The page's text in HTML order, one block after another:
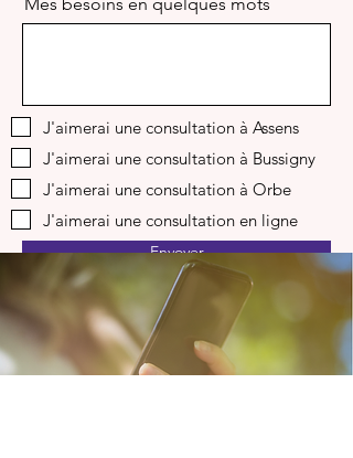
J'aimerai une consultation à Assens
J'aimerai une consultation à Bussigny
J'aimerai une consultation à Orbe
J'aimerai une consultation en ligne
Envoyer